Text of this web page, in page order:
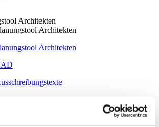
Architekten
Architekten
Architekten